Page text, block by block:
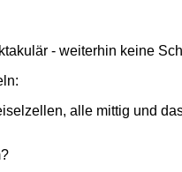
- weiterhin keine
alle mittig und